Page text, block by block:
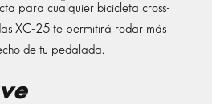
para cualquier bicicleta cross-
XC-25 te permitirá rodar más
de tu pedalada.